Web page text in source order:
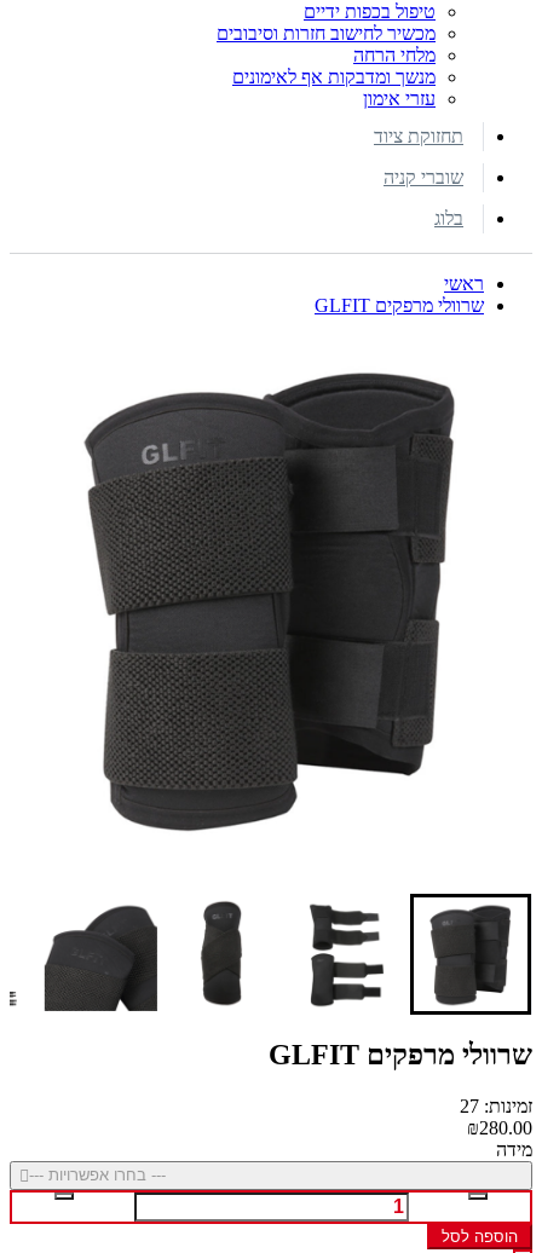
טיפול בכפות ידיים
מכשיר לחישוב חזרות וסיבובים
מלחי הרחה
מנשך ומדבקות אף לאימונים
עזרי אימון
תחזוקת ציוד
שוברי קניה
בלוג
ראשי
שרוולי מרפקים GLFIT
שרוולי מרפקים GLFIT
זמינות: 27
₪280.00
מידה
--- בחרו אפשרויות ---
הוספה לסל